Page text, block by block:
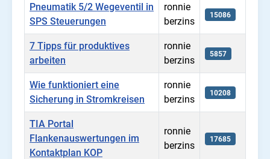
Pneumatik 5/2 Wegeventil in
SPS Steuerungen
ronnie
berzins
15086
7 Tipps für produktives
arbeiten
ronnie
berzins
5857
Wie funktioniert eine
Sicherung in Stromkreisen
ronnie
berzins
10208
TIA Portal
Flankenauswertungen im
Kontaktplan KOP
ronnie
berzins
17685